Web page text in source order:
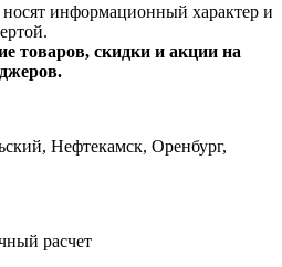
информационный характер и
товаров, скидки и акции на
Нефтекамск, Оренбург,
расчет